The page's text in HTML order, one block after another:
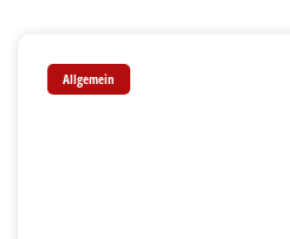
Allgemein